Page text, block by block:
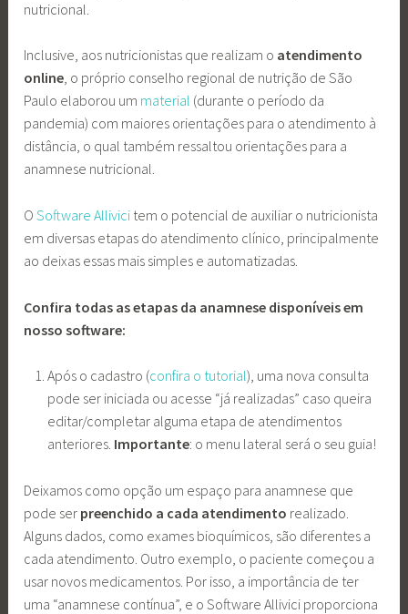
nutricional.
Inclusive, aos nutricionistas que realizam o atendimento
online, o próprio conselho regional de nutrição de São
Paulo elaborou um material (durante o período da
pandemia) com maiores orientações para o atendimento à
distância, o qual também ressaltou orientações para a
anamnese nutricional.
OSoftware Allivici tem o potencial de auxiliar o nutricionista
em diversas etapas do atendimento clínico, principalmente
ao deixas essas mais simples e automatizadas.
Confira todas as etapas da anamnese disponíveis em
nosso software:
Após o cadastro (confira o tutorial), uma nova consulta
pode ser iniciada ou acesse “já realizadas” caso queira
editar/completar alguma etapa de atendimentos
anteriores. Importante: o menu lateral será o seu guia!
Deixamos como opção um espaço para anamnese que
pode ser preenchido a cada atendimento realizado.
Alguns dados, como exames bioquímicos, são diferentes a
cada atendimento. Outro exemplo, o paciente começou a
usar novos medicamentos. Por isso, a importância de ter
uma “anamnese contínua”, e o Software Allivici proporciona